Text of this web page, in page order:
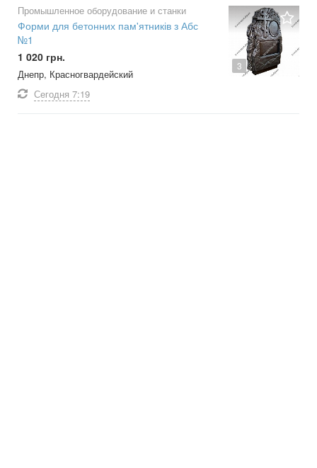
3
Промышленное оборудование и станки
Форми для бетонних пам'ятників з Абс
№1
1 020 грн.
Днепр, Красногвардейский
Сегодня 7:19